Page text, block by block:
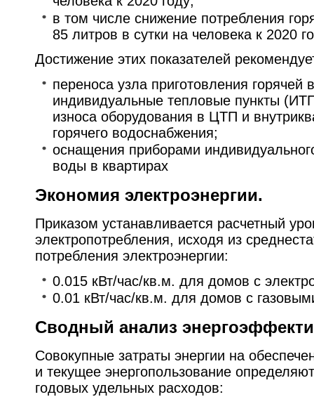
в том числе снижение потребления
85 литров в сутки на человека к 2020
Достижение этих показателей
переноса узла приготовления
индивидуальные тепловые пункты
износа оборудования в ЦТП и
горячего водоснабжения;
оснащения приборами
воды в квартирах
Экономия электроэнергии.
Приказом устанавливается расчетный
электропотребления, исходя из
потребления электроэнергии:
0.015 кВт/час/кв.м. для домов с
0.01 кВт/час/кв.м. для домов с
Сводный анализ
Совокупные затраты энергии на
и текущее энергопользование
годовых удельных расходов: